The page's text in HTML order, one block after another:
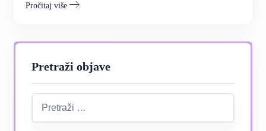
Pročitaj više
Pretraži objave